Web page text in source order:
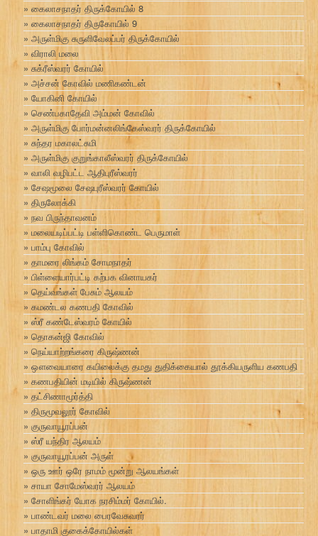
கைலாசநாதர் திருக்கோயில் 8
கைலாசநாதர் திருகோயில் 9
அருள்மிகு சுருளிவேலப்பர் திருக்கோயில்
விராலி மலை
சுக்ரீஸ்வரர் கோயில்
அச்சன் கோவில் மணிகண்டன்
யோகினி கோயில்
செண்பகாதேவி அம்மன் கோவில்
அருள்மிகு போர்மன்னலிங்கேஸ்வரர் திருக்கோயில்
சுந்தர மகாலட்சுமி
அருள்மிகு குறுங்காலீஸ்வரர் திருக்கோயில்
வாலி வழிபட்ட ஆதிபுரீஸ்வரர்
சேஷமூலை சேஷபுரீஸ்வரர் கோயில்
திருலோக்கி
நவ பிருந்தாவனம்
மலையடிப்பட்டி பள்ளிகொண்ட பெருமாள்
பாம்பு கோவில்
தாமரை லிங்கம் சோமநாதர்
பிள்ளையார்பட்டி கற்பக வினாயகர்
தெய்வங்கள் பேசும் ஆலயம்
கமண்டல கணபதி கோவில்
ஸ்ரீ கண்டேஸ்வரம் கோயில்
தொகன்ஜி கோவில்
நெய்யாற்றங்கரை கிருஷ்ணன்
ஔவையாரை கயிலைக்கு தமது துதிக்கையால் தூக்கியருளிய கணபதி
கணபதியின் மடியில் கிருஷ்ணன்
தட்சிணாமூர்த்தி
திருமூவலூர் கோவில்
குருவாயூரப்பன்
ஸ்ரீ யந்திர ஆலயம்
குருவாயூரப்பன் அருள்
ஒரு ஊர் ஒரே நாமம் மூன்று ஆலயங்கள்
சாயா சோமேஸ்வரர் ஆலயம்
சோளிங்கர் யோக நரசிம்மர் கோயில்.
பாண்டவர் மலை பைரவேசுவரர்
பாதாமி குகைக்கோயில்கள்